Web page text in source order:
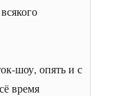
шоу, опять и с
время